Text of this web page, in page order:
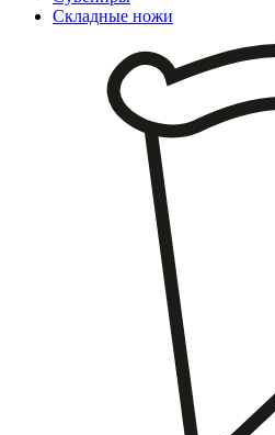
Складные ножи